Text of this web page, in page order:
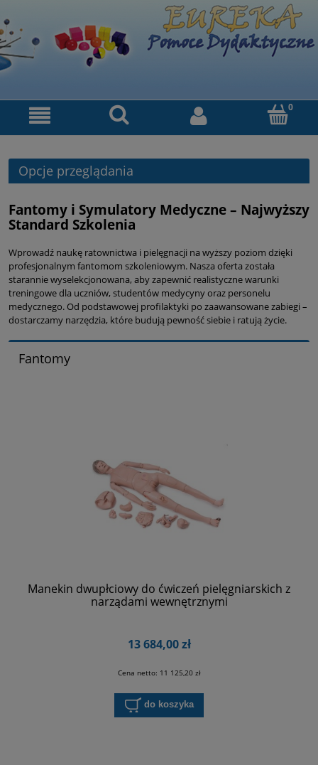
Opcje przeglądania
Fantomy i Symulatory Medyczne – Najwyższy
Standard Szkolenia
Wprowadź naukę ratownictwa i pielęgnacji na wyższy poziom dzięki
profesjonalnym fantomom szkoleniowym. Nasza oferta została
starannie wyselekcjonowana, aby zapewnić realistyczne warunki
treningowe dla uczniów, studentów medycyny oraz personelu
medycznego. Od podstawowej profilaktyki po zaawansowane zabiegi –
dostarczamy narzędzia, które budują pewność siebie i ratują życie.
Fantomy
Manekin dwupłciowy do ćwiczeń pielęgniarskich z
narządami wewnętrznymi
13 684,00 zł
Cena netto: 11 125,20 zł
do koszyka